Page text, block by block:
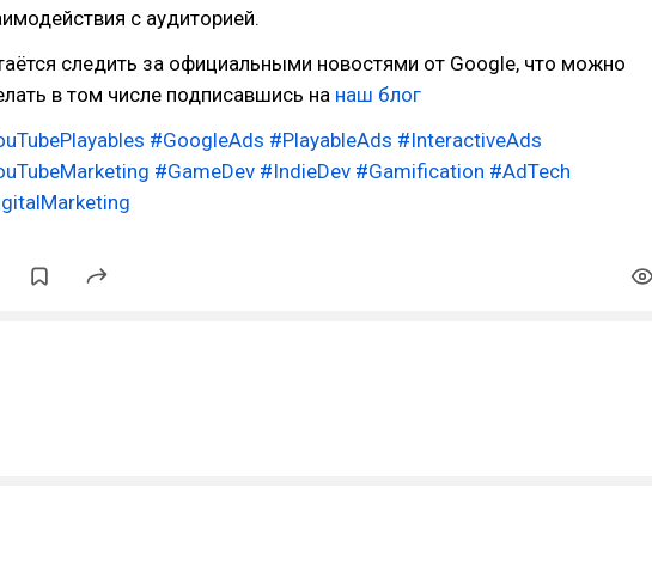
с аудиторией.
следить за официальными новостями от Google, что можно
в том числе подписавшись на наш блог
#GoogleAds #PlayableAds #InteractiveAds
#GameDev #IndieDev #Gamification #AdTech